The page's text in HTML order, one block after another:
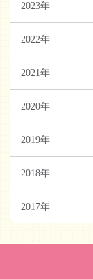
2023年
2022年
2021年
2020年
2019年
2018年
2017年